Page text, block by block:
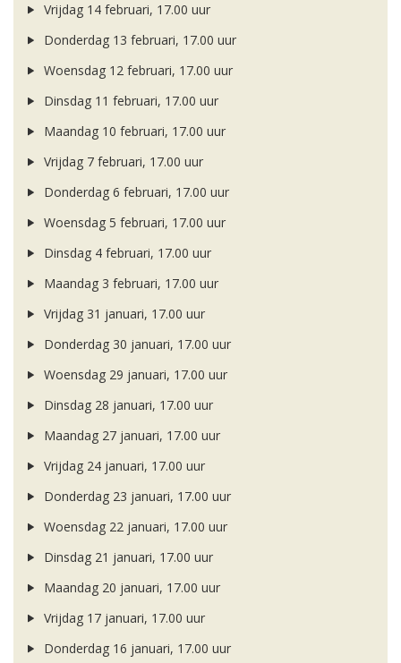
Vrijdag 14 februari, 17.00 uur
Donderdag 13 februari, 17.00 uur
Woensdag 12 februari, 17.00 uur
Dinsdag 11 februari, 17.00 uur
Maandag 10 februari, 17.00 uur
Vrijdag 7 februari, 17.00 uur
Donderdag 6 februari, 17.00 uur
Woensdag 5 februari, 17.00 uur
Dinsdag 4 februari, 17.00 uur
Maandag 3 februari, 17.00 uur
Vrijdag 31 januari, 17.00 uur
Donderdag 30 januari, 17.00 uur
Woensdag 29 januari, 17.00 uur
Dinsdag 28 januari, 17.00 uur
Maandag 27 januari, 17.00 uur
Vrijdag 24 januari, 17.00 uur
Donderdag 23 januari, 17.00 uur
Woensdag 22 januari, 17.00 uur
Dinsdag 21 januari, 17.00 uur
Maandag 20 januari, 17.00 uur
Vrijdag 17 januari, 17.00 uur
Donderdag 16 januari, 17.00 uur